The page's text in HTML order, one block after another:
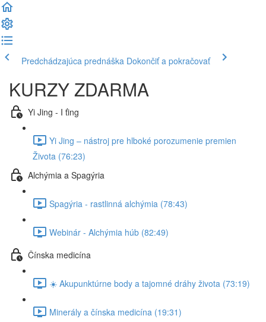
Predchádzajúca prednáška Dokončiť a pokračovať
KURZY ZDARMA
Yi Jing - I ťing
Yi Jing – nástroj pre hlboké porozumenie premien
Života (76:23)
Alchýmia a Spagýria
Spagýria - rastlinná alchýmia (78:43)
Webinár - Alchýmia húb (82:49)
Čínska medicína
☀️ Akupunktúrne body a tajomné dráhy života (73:19)
Minerály a čínska medicína (19:31)